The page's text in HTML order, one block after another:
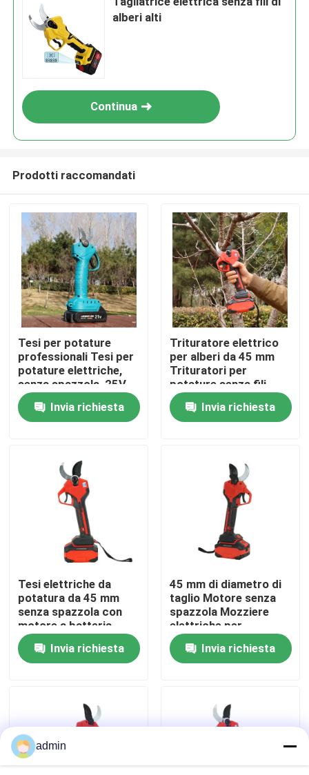
Casa.
Prodotti
Su di noi
display di fabbrica
Contattaci
Chiedi un preventivo
Mini Chainsaw tenuto in mano
motosega elettrica
alberi alti
Continua
Prodotti raccomandati
Tesi per potature
professionali Tesi per
potature elettriche,
senza spazzola, 25V
Tesi per potature
senza filiInvia richiesta
Trituratore elettrico
per alberi da 45 mm
Trituratori per
potature senza fili
Motore senza
spazzole per uso in
giardino
Invia richiesta
Tesi elettriche da
potatura da 45 mm
senza spazzola con
motore a batteria
Invia richiesta
45 mm di diametro di
taglio Motore senza
spazzola Mozziere
elettriche per
potatura con disegno
leggero da 1,3 kg
Invia richiesta
admin